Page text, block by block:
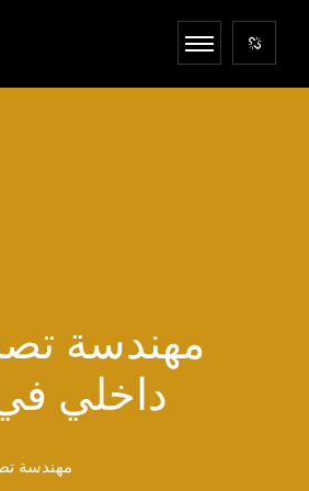
مهندسة
داخلي
مهندسة